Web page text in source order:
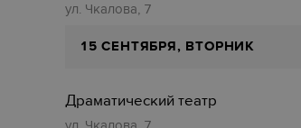
ул. Чкалова, 7
15 СЕНТЯБРЯ, ВТОРНИК
Драматический театр